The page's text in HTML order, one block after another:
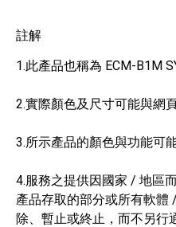
註解
1.此產品也稱為 ECM-B1M
2.實際顏色及尺寸可能與網
3.所示產品的顏色與功能可
4.服務之提供因國家 / 地區
產品存取的部分或所有軟體
除、暫止或終止，而不另行